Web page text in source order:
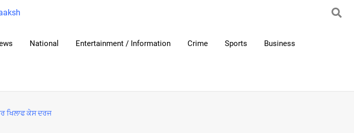
National Entertainment / Information Crime Sports Business
ਖਿਲਾਫ ਕੇਸ ਦਰਜ